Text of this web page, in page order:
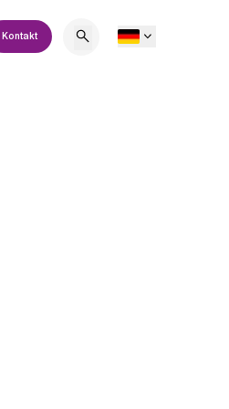
Kontakt